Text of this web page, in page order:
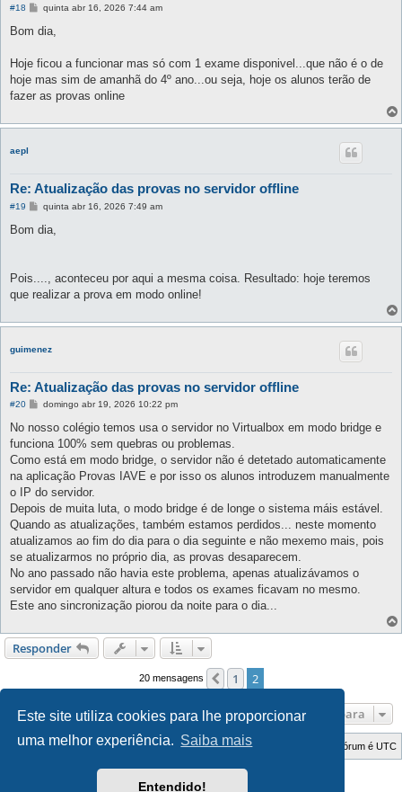
Este site utiliza cookies para lhe proporcionar
uma melhor experiência. Saiba mais
Entendido!
#18
M
n
g
m
quinta abr 16, 2026 7:44 am
Bom dia,
Hoje ficou a funcionar mas só com 1 exame disponivel...que não é o de
hoje mas sim de amanhã do 4º ano...ou seja, hoje os alunos terão de
fazer as provas online
aepl
Re: Atualização das provas no servidor offline
#19
M
n
m
quinta abr 16, 2026 7:49 am
Bom dia,
Pois...., aconteceu por aqui a mesma coisa. Resultado: hoje teremos
que realizar a prova em modo online!
guimenez
Re: Atualização das provas no servidor offline
#20
M
n
a
g
m
domingo abr 19, 2026 10:22 pm
No nosso colégio temos usa o servidor no Virtualbox em modo bridge e
funciona 100% sem quebras ou problemas.
Como está em modo bridge, o servidor não é detetado automaticamente
na aplicação Provas IAVE e por isso os alunos introduzem manualmente
o IP do servidor.
Depois de muita luta, o modo bridge é de longe o sistema máis estável.
Quando as atualizações, também estamos perdidos... neste momento
atualizamos ao fim do dia para o dia seguinte e não mexemo mais, pois
se atualizarmos no próprio dia, as provas desaparecem.
No ano passado não havia este problema, apenas atualizávamos o
servidor em qualquer altura e todos os exames ficavam no mesmo.
Este ano sincronização piorou da noite para o dia...
Responder
20 mensagens Anterior
1 2
Ir para
Índice do Fórum O Fuso Horário do Fórum é UTC
GTA game
Desenvolvido porphpBB® Forum Software © phpBB Limited